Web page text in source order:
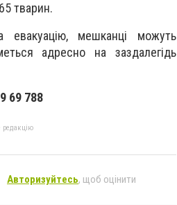
тварин.
евакуацію, мешканці можуть
адресно на заздалегідь
69 788
редакцію
Авторизуйтесь, щоб оцінити